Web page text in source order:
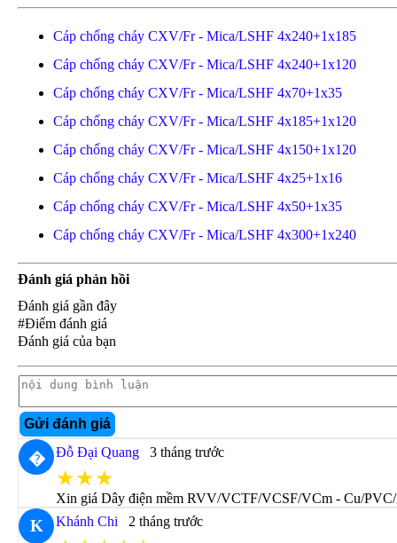
Cáp chống cháy CXV/Fr - Mica/LSHF 4x240+1x185
Cáp chống cháy CXV/Fr - Mica/LSHF 4x240+1x120
Cáp chống cháy CXV/Fr - Mica/LSHF 4x70+1x35
Cáp chống cháy CXV/Fr - Mica/LSHF 4x185+1x120
Cáp chống cháy CXV/Fr - Mica/LSHF 4x150+1x120
Cáp chống cháy CXV/Fr - Mica/LSHF 4x25+1x16
Cáp chống cháy CXV/Fr - Mica/LSHF 4x50+1x35
Cáp chống cháy CXV/Fr - Mica/LSHF 4x300+1x240
Đánh giá phản hồi
Đánh giá gần đây
#Điểm đánh giá
Đánh giá của bạn
Gửi đánh giá
� Đỗ Đại Quang 3 tháng trước
★★★
Xin giá Dây điện mềm RVV/VCTF/VCSF/VCm - Cu/
K Khánh Chi 2 tháng trước